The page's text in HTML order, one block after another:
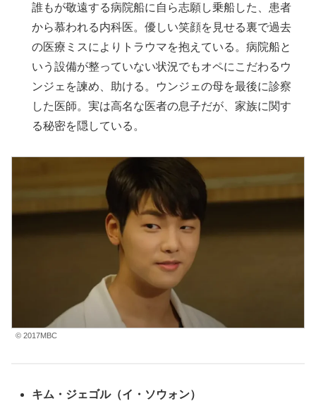
誰もが敬遠する病院船に自ら志願し乗船した、患者
から慕われる内科医。優しい笑顔を見せる裏で過去
の医療ミスによりトラウマを抱えている。病院船と
いう設備が整っていない状況でもオペにこだわるウ
ンジェを諫め、助ける。ウンジェの母を最後に診察
した医師。実は高名な医者の息子だが、家族に関す
る秘密を隠している。
© 2017MBC
キム・ジェゴル（イ・ソウォン）